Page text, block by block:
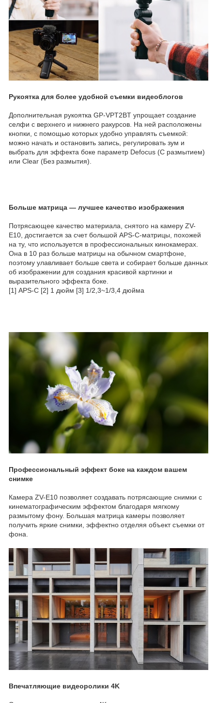
Рукоятка для более удобной съемки видеоблогов
Дополнительная рукоятка GP-VPT2BT упрощает создание
селфи с верхнего и нижнего ракурсов. На ней расположены
кнопки, с помощью которых удобно управлять съемкой:
можно начать и остановить запись, регулировать зум и
выбрать для эффекта боке параметр Defocus (С размытием)
или Clear (Без размытия).
Больше матрица — лучшее качество изображения
Потрясающее качество материала, снятого на камеру ZV-
E10, достигается за счет большой APS-C-матрицы, похожей
на ту, что используется в профессиональных кинокамерах.
Она в 10 раз больше матрицы на обычном смартфоне,
поэтому улавливает больше света и собирает больше данных
об изображении для создания красивой картинки и
выразительного эффекта боке.
[1] APS-C [2] 1 дюйм [3] 1/2,3~1/3,4 дюйма
Профессиональный эффект боке на каждом вашем
снимке
Камера ZV-E10 позволяет создавать потрясающие снимки с
кинематографическим эффектом благодаря мягкому
размытому фону. Большая матрица камеры позволяет
получить яркие снимки, эффектно отделяя объект съемки от
фона.
Впечатляющие видеоролики 4K